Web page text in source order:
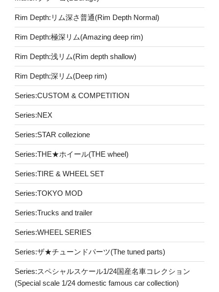
Rim Depth:リム深さ普通(Rim Depth Normal)
Rim Depth:極深リム(Amazing deep rim)
Rim Depth:浅リム(Rim depth shallow)
Rim Depth:深リム(Deep rim)
Series:CUSTOM & COMPETITION
Series:NEX
Series:STAR collezione
Series:THE★ホイール(THE wheel)
Series:TIRE & WHEEL SET
Series:TOKYO MOD
Series:Trucks and trailer
Series:WHEEL SERIES
Series:ザ★チューンドパーツ(The tuned parts)
Series:スペシャルスケール1/24国産名車コレクション
(Special scale 1/24 domestic famous car collection)